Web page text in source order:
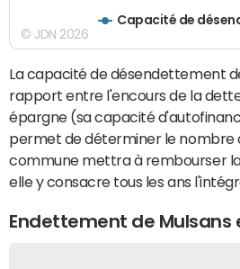
Capacité de
© JDN 2026
La capacité de désendettement
rapport entre l'encours de la
épargne (sa capacité
permet de déterminer le nombre
commune mettra à rembourser
elle y consacre tous les ans
Endettement de Mulsans